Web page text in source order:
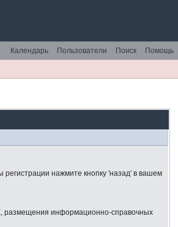
Помощь
Поиск
Пользователи
Календарь
нажмите кнопку 'назад' в вашем
размещения информационно-справочных